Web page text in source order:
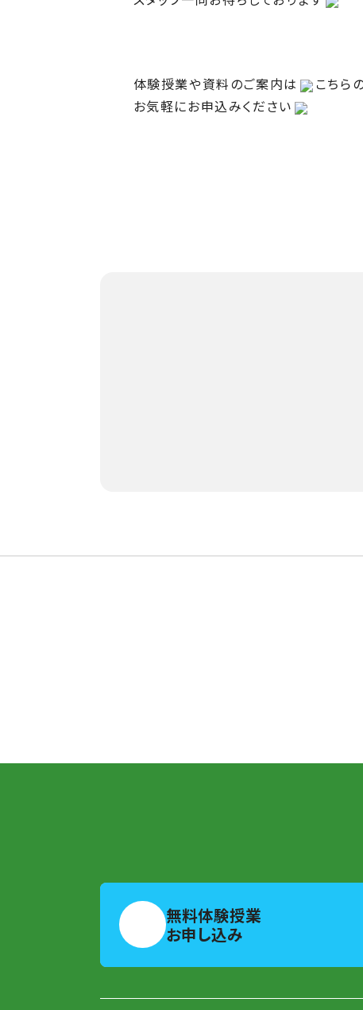
体験授業や資料のご案内は
こちら
お気軽にお申込みください
無料体験授業
お申し込み